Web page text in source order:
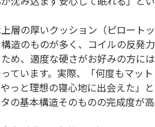
層の厚いクッション（ピロートッ
造のものが多く、コイルの反発力
め、適度な硬さがお好みの方には
ています。実際、「何度もマット
っと理想の寝心地に出会えた」と
の基本構造そのものの完成度が高